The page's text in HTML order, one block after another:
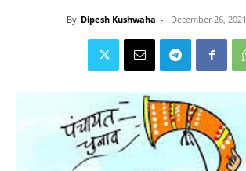
By Dipesh Kushwaha - December 26, 2021